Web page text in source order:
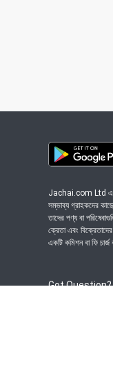
Jachai.com Ltd একটি
সম্ভাব্য গ্রাহকদের
তাদের পণ্য বা
ক্রেতা এবং
একটি কমিশন বা ফি
Got